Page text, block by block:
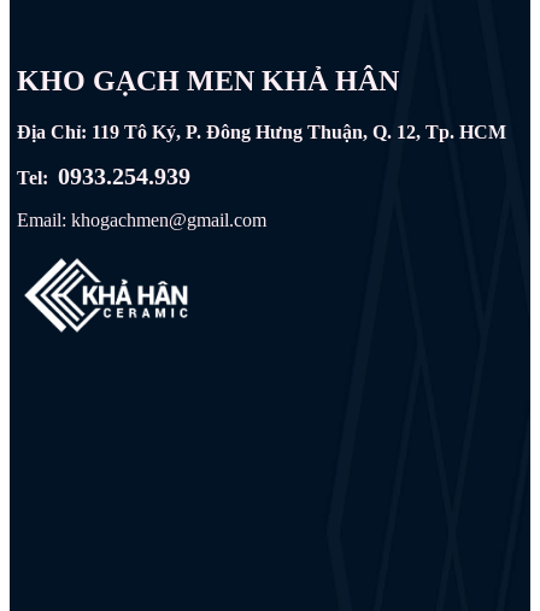
KHO GẠCH MEN KHẢ HÂN
Địa Chỉ: 119 Tô Ký, P. Đông Hưng Thuận, Q. 12, Tp. HCM
Tel:0933.254.939
Email: khogachmen@gmail.com